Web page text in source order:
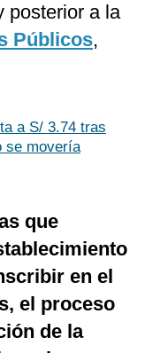
posterior a la
Públicos,
a S/ 3.74 tras
se movería
que
en el
el proceso
de la